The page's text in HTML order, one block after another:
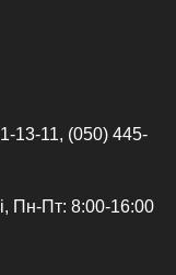
13-11, (050) 445-
Пн-Пт: 8:00-16:00